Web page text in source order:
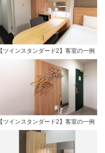
【ツインスタンダード2】客室の一例
【ツインスタンダード2】客室の一例